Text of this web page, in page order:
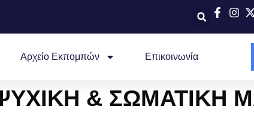
Αρχείο Εκπομπών Επικοινωνία
& ΣΩΜΑΤΙΚΗ